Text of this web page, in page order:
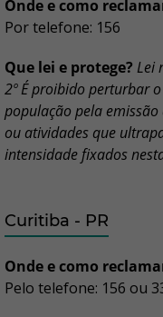
Onde e como
Por telefone: 156
Que lei e protege? Lei
2º É proibido perturbar
população pela
ou atividades que
intensidade fixados
Curitiba - PR
Onde e como
Pelo telefone: 156 ou